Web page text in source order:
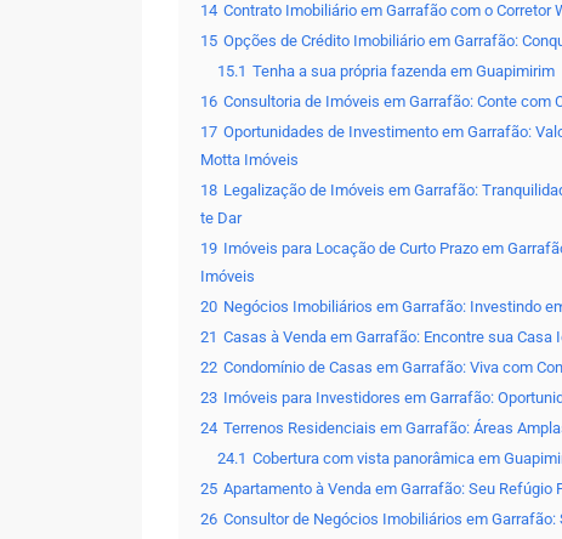
14 Contrato Imobiliário em Garrafão com o Corretor
15 Opções de Crédito Imobiliário em Garrafão:
15.1 Tenha a sua própria fazenda em Guapimirim
16 Consultoria de Imóveis em Garrafão: Conte com
17 Oportunidades de Investimento em Garrafão:
Motta Imóveis
18 Legalização de Imóveis em Garrafão:
te Dar
19 Imóveis para Locação de Curto Prazo em
Imóveis
20 Negócios Imobiliários em Garrafão: Investindo
21 Casas à Venda em Garrafão: Encontre sua
22 Condomínio de Casas em Garrafão: Viva com
23 Imóveis para Investidores em Garrafão:
24 Terrenos Residenciais em Garrafão: Áreas
24.1 Cobertura com vista panorâmica em
25 Apartamento à Venda em Garrafão: Seu Refúgio
26 Consultor de Negócios Imobiliários em Garrafão: